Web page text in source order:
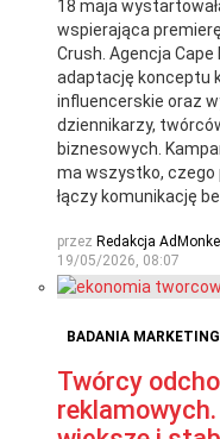
18 maja
wspierająca
Crush. Agencja
adaptację konceptu
influencerskie oraz
dziennikarzy,
biznesowych.
ma wszystko, czego
łączy komunikację
przez Redakcja
19/05/2026, 08:07
BADANIA
Twórcy